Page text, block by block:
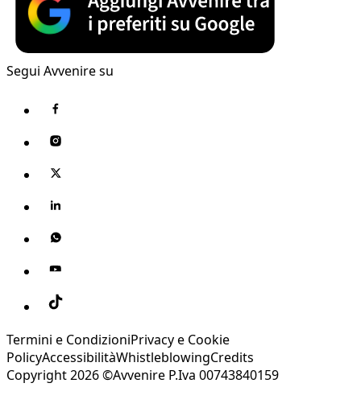
Segui Avvenire su
Termini e CondizioniPrivacy e Cookie
PolicyAccessibilitàWhistleblowingCredits
Copyright 2026 ©Avvenire P.Iva 00743840159